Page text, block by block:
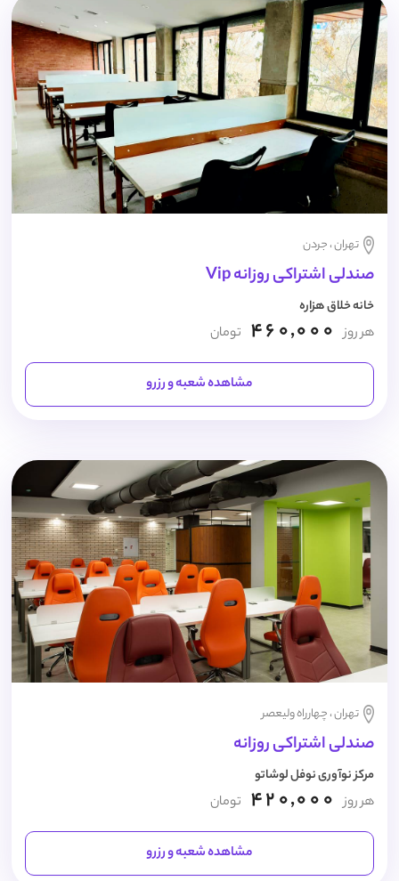
تهران ، جردن
صندلی اشتراکی روزانه Vip
خانه خلاق هزاره
هر روز 460,000 تومان
مشاهده شعبه و رزرو
تهران ، چهارراه ولیعصر
صندلی اشتراکی روزانه
مرکز نوآوری نوفل لوشاتو
هر روز 420,000 تومان
مشاهده شعبه و رزرو